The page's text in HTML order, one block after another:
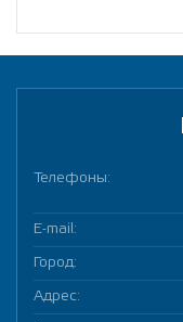
Телефоны:
E-mail:
Город:
Адрес: